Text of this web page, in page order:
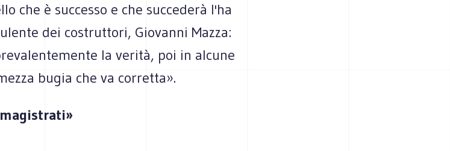
che è successo e che succederà l'ha
dei costruttori, Giovanni Mazza:
la verità, poi in alcune
bugia che va corretta».